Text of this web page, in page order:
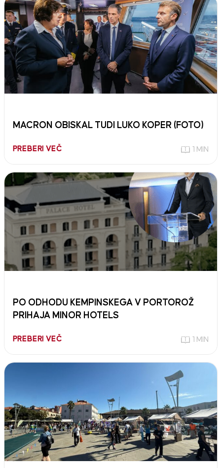
MACRON OBISKAL TUDI LUKO KOPER (FOTO)
PREBERI VEČ 1 MIN
PO ODHODU KEMPINSKEGA V PORTOROŽ
PRIHAJA MINOR HOTELS
PREBERI VEČ 1 MIN